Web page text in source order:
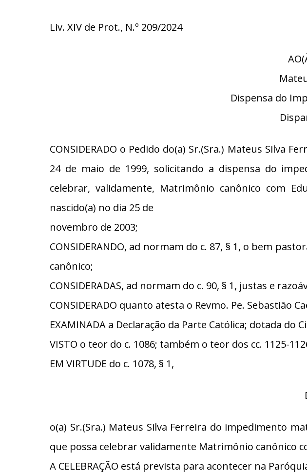
Liv. XIV de Prot., N.º 209/2024
Dispensa do
CONSIDERADO o Pedido do(a) Sr.(Sra.) Mateus Silva
24 de maio de 1999, solicitando a dispensa do
celebrar, validamente, Matrimônio canônico com
nascido(a) no dia 25 de
novembro de 2003;
CONSIDERANDO, ad normam do c. 87, § 1, o bem
canônico;
CONSIDERADAS, ad normam do c. 90, § 1, justas e
CONSIDERADO quanto atesta o Revmo. Pe. Sebastião
EXAMINADA a Declaração da Parte Católica; dotada do
VISTO o teor do c. 1086; também o teor dos cc. 1125-
EM VIRTUDE do c. 1078, § 1,
o(a) Sr.(Sra.) Mateus Silva Ferreira do impedimento
que possa celebrar validamente Matrimônio canônico
A CELEBRAÇÃO está prevista para acontecer na